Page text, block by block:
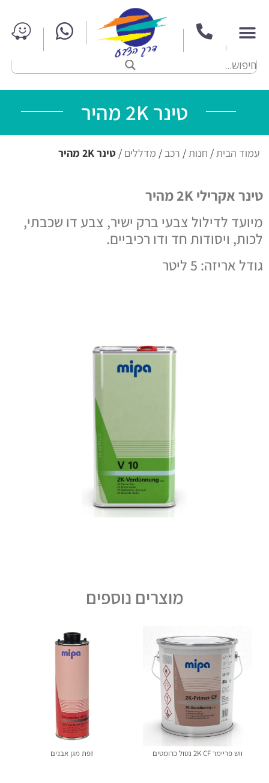
טינר 2K מהיר
עמוד הבית/ חנות/ רכב / מדללים / טינר 2K מהיר
טינר אקרילי 2K מהיר
מיועד לדילול צבעי ברק ישיר, צבע דו שכבתי,
לכות, ויסודות חד ודו רכיביים.
גודל אריזה: 5 ליטר
מוצרים נוספים
ווש פריימר 2K CF נטול כרומטים זפת מגן אבנים